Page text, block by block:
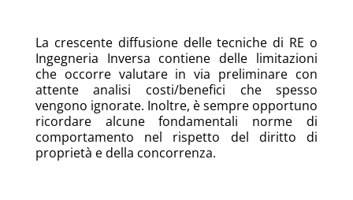
La crescente diffusione delle tecniche di RE o
Ingegneria Inversa contiene delle limitazioni
che occorre valutare in via preliminare con
attente analisi costi/benefici che spesso
vengono ignorate. Inoltre, è sempre opportuno
ricordare alcune fondamentali norme di
comportamento nel rispetto del diritto di
proprietà e della concorrenza.